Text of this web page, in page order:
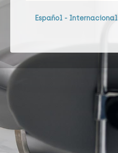
Español - Internacional